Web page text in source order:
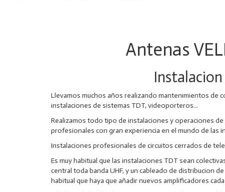
Antenas
Llevamos muchos años realizando mantenimientos de
instalaciones de sistemas TDT, videoporteros...
Realizamos todo tipo de instalaciones y operaciones de
profesionales con gran experiencia en el mundo de las
Instalaciones profesionales de circuitos cerrados de
Es muy habitual que las instalaciones TDT sean
central toda banda UHF, y un cableado de distribucion
habitual que haya que añadir nuevos amplificadores